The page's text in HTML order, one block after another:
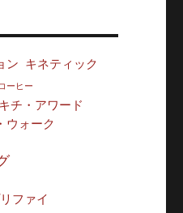
ン キネティック
ーヒー
チ・アワード
ウォーク
ファイ